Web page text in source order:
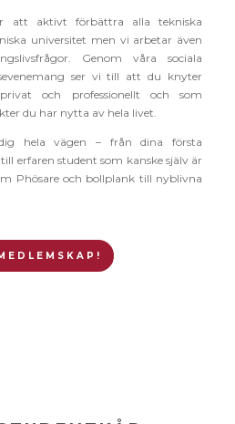
att aktivt förbättra alla tekniska
universitet men vi arbetar även
Genom våra sociala
ser vi till att du knyter
och professionellt och som
du har nytta av hela livet.
hela vägen – från dina första
erfaren student som kanske själv är
Phösare och bollplank till nyblivna